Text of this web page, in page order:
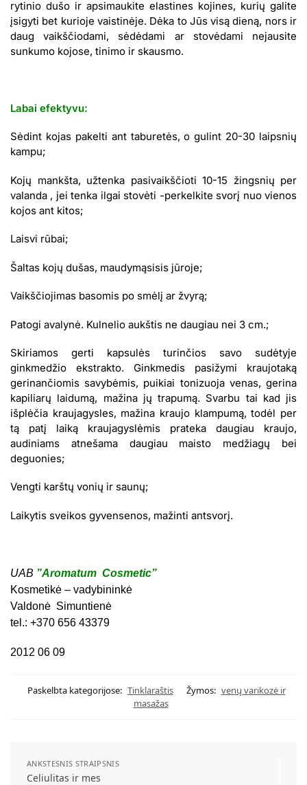
rytinio dušo ir apsimaukite elastines kojines, kurių galite
įsigyti bet kurioje vaistinėje. Dėka to Jūs visą dieną, nors ir
daug vaikščiodami, sėdėdami ar stovėdami nejausite
sunkumo kojose, tinimo ir skausmo.
Labai efektyvu:
Sėdint kojas pakelti ant taburetės, o gulint 20-30 laipsnių
kampu;
Kojų mankšta, užtenka pasivaikščioti 10-15 žingsnių per
valanda , jei tenka ilgai stovėti -perkelkite svorį nuo vienos
kojos ant kitos;
Laisvi rūbai;
Šaltas kojų dušas, maudymąsisis jūroje;
Vaikščiojimas basomis po smėlį ar žvyrą;
Patogi avalynė. Kulnelio aukštis ne daugiau nei 3 cm.;
Skiriamos gerti kapsulės turinčios savo sudėtyje
ginkmedžio ekstrakto. Ginkmedis pasižymi kraujotaką
gerinančiomis savybėmis, puikiai tonizuoja venas, gerina
kapiliarų laidumą, mažina jų trapumą. Svarbu tai kad jis
išplėčia kraujagysles, mažina kraujo klampumą, todėl per
tą patį laiką kraujagyslėmis prateka daugiau kraujo,
audiniams atnešama daugiau maisto medžiagų bei
deguonies;
Vengti karštų vonių ir saunų;
Laikytis sveikos gyvensenos, mažinti antsvorį.
UAB ”Aromatum Cosmetic”
Kosmetikė – vadybininkė
Valdonė Simuntienė
tel.: +370 656 43379
2012 06 09
Paskelbta kategorijose: Tinklaraštis Žymos: venų varikozė ir
masažas
ANKSTESNIS STRAIPSNIS
Celiulitas ir mes